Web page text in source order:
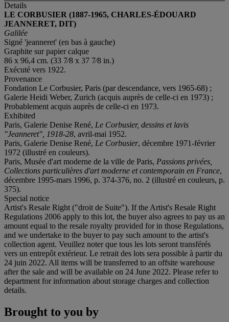
Details
LE CORBUSIER (1887-1965, CHARLES-ÉDOUARD
JEANNERET, DIT)
Galilée
Signé 'jeanneret' (en bas à gauche)
Graphite sur papier calque
86 x 96,4 cm. (33 7⁄8 x 37 7⁄8 in.)
Exécuté vers 1922.
Provenance
Fondation Le Corbusier, Paris (par descendance, vers 1965-68) ;
Galerie Heidi Weber, Zurich (acquis auprès de celle-ci en 1973) ;
Probablement acquis auprès de celle-ci en 1973.
Exhibited
Paris, Galerie Denise René, Le Corbusier, dessins et lavis
"Jeanneret", 1918-28, avril-mai 1952.
Paris, Galerie Denise René, Le Corbusier, décembre 1971-février
1972 (illustré en couleurs).
Paris, Musée d'art moderne de la ville de Paris, Passions privées,
Collections particulières d'art moderne et contemporain en France,
décembre 1995-mars 1996, p. 374-376, no. 2 (illustré en couleurs, p.
375).
Special notice
Artist's Resale Right ("droit de Suite"). If the Artist's Resale Right
Regulations 2006 apply to this lot, the buyer also agrees to pay us an
amount equal to the resale royalty provided for in those Regulations,
and we undertake to the buyer to pay such amount to the artist's
collection agent. Veuillez noter que tous les lots seront transférés
vers un entrepôt extérieur. Le retrait des lots sera possible à partir du
24 juin 2022. All items will be transferred to an offsite warehouse
after the sale and will be available on 24 June 2022. Please refer to
department for information about storage charges and collection
details.
Brought to you by